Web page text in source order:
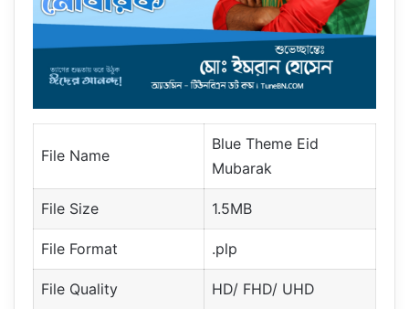
File Name
Blue Theme Eid
Mubarak
File Size 1.5MB
File Format .plp
File Quality HD/ FHD/ UHD